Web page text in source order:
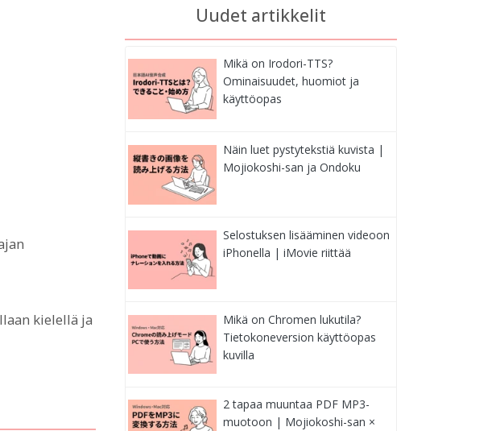
kielellä ja
Uudet artikkelit
Mikä on Irodori-TTS?
Ominaisuudet, huomiot ja
käyttöopas
Näin luet pystytekstiä kuvista |
Mojiokoshi-san ja Ondoku
Selostuksen lisääminen videoon
iPhonella | iMovie riittää
Mikä on Chromen lukutila?
Tietokoneversion käyttöopas
kuvilla
2 tapaa muuntaa PDF MP3-
muotoon | Mojiokoshi-san ×